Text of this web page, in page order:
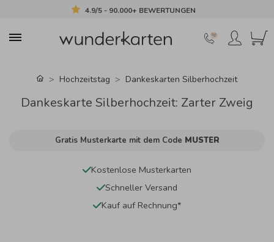
4.9/5 - 90.000+ BEWERTUNGEN
Hochzeitstag Dankeskarten Silberhochzeit
Dankeskarte Silberhochzeit: Zarter Zweig
Gratis Musterkarte mit dem Code MUSTER
Kostenlose Musterkarten
Schneller Versand
Kauf auf Rechnung*